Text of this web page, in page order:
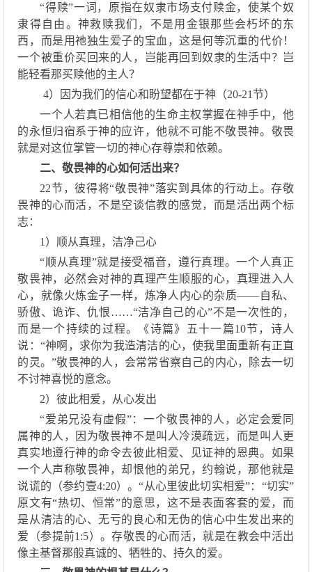
“得赎”一词，原指在奴隶市场支付赎金，使某个奴
隶得自由。神救赎我们，不是用金银那些会朽坏的东
西，而是用祂独生爱子的宝血，这是何等沉重的代价！
一个被重价买回来的人，岂能再回到奴隶的生活中？岂
能轻看那买赎他的主人？
4）
因为我们的信心和盼望都在于神（20-21 节）
一个人若真已相信他的生命主权掌握在神手中，他
的永恒归宿系于神的应许，他就不可能不敬畏神。敬畏
就是对这位掌管一切的神心存尊崇和依赖。
二、敬畏神的心如何活出来？
22节，彼得将“敬畏神”落实到具体的行动上。存敬
畏神的心而活，不是空谈信教的感觉，而是活出两个标
志：
1） 顺从真理，洁净己心
“顺从真理”就是接受福音，遵行真理。一个人真正
敬畏神，必然会对神的真理产生顺服的心，真理进入人
心，就像火炼金子一样，炼净人 内心的杂质——自私、
骄傲、诡诈、仇恨……“洁净自己的心”不是一次性的，
而是一个持续的过程。
《诗篇》五十一篇10节，诗人
说：“神啊，求你为我造清洁的心，使我里面重新有正直
的灵。”敬畏神的人，会常常省察自己的内心，除去一切
不讨神喜悦的意念。
2）彼此相爱，从心发出
“爱弟兄没有虚假”：一个敬畏神的人，必定会爱 同
属神的人，因为敬畏神不是叫人冷漠疏远，而是叫人更
真实地遵行神的命令去彼此相 爱、 见证神的恩典。如果
一个人声称敬畏神，却恨他的弟兄，约翰说，那他就是
说谎的（参约壹4:20）。“从心里彼此切实相爱”：“切实”
原文有“热切、 恒常”的意思，这不是表面客套的爱，而
是从清洁的心、无亏的良心和无伪的信心中生发出来的
爱（参提前1 :5）。存敬畏的心而活，就是在教会中活出
像主基督那般真诚的、牺牲的、持久的爱。